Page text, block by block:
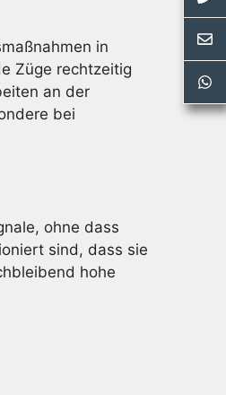
in
Züge rechtzeitig
an der
bei
ohne dass
sind, dass sie
hohe